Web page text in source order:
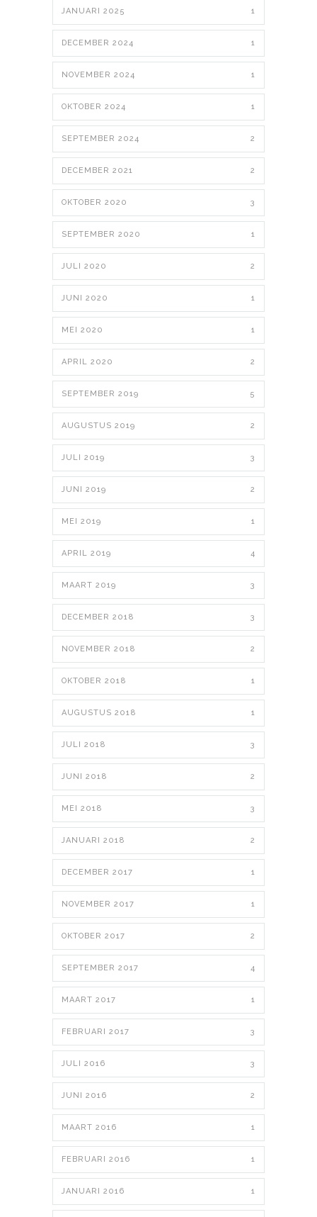
JANUARI 2025 1
DECEMBER 2024 1
NOVEMBER 2024 1
OKTOBER 2024 1
SEPTEMBER 2024 2
DECEMBER 2021 2
OKTOBER 2020 3
SEPTEMBER 2020 1
JULI 2020 2
JUNI 2020 1
MEI 2020 1
APRIL 2020 2
SEPTEMBER 2019 5
AUGUSTUS 2019 2
JULI 2019 3
JUNI 2019 2
MEI 2019 1
APRIL 2019 4
MAART 2019 3
DECEMBER 2018 3
NOVEMBER 2018 2
OKTOBER 2018 1
AUGUSTUS 2018 1
JULI 2018 3
JUNI 2018 2
MEI 2018 3
JANUARI 2018 2
DECEMBER 2017 1
NOVEMBER 2017 1
OKTOBER 2017 2
SEPTEMBER 2017 4
MAART 2017 1
FEBRUARI 2017 3
JULI 2016 3
JUNI 2016 2
MAART 2016 1
FEBRUARI 2016 1
JANUARI 2016 1